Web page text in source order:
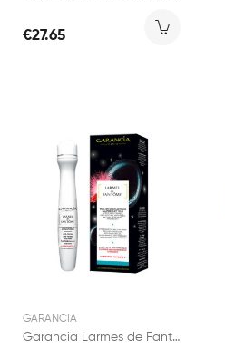
€27.65
GARANCIA
Garancia Larmes de Fantôme Contour des Yeux...